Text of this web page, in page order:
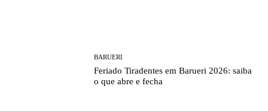
BARUERI
Feriado Tiradentes em Barueri 2026: saiba
o que abre e fecha